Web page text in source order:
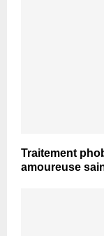
Traitement
amoureuse